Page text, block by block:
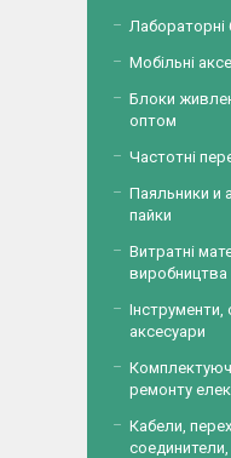
Мобільні
Блоки
оптом
Частотні
Паяльники и
пайки
Витратні
виробництва
Інструменти,
аксесуари
ремонту
Кабели,